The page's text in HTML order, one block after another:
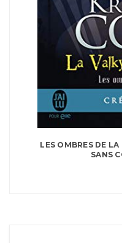
LES OMBRES DE
SANS